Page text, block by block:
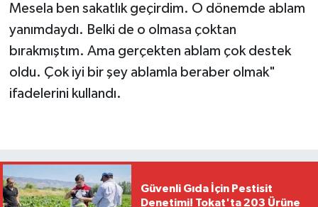
Mesela ben sakatlık geçirdim. O dönemde ablam
yanımdaydı. Belki de o olmasa çoktan
bırakmıştım. Ama gerçekten ablam çok destek
oldu. Çok iyi bir şey ablamla beraber olmak"
ifadelerini kullandı.
Güvenli Gıda İçin Pestisit
Denetimi! Tokat'ta 203 Ürüne